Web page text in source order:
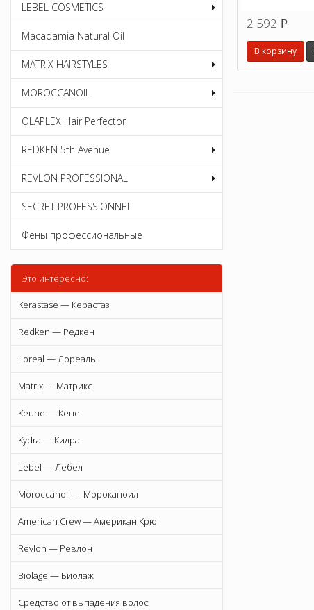
LEBEL COSMETICS
Macadamia Natural Oil
MATRIX HAIRSTYLES
MOROCCANOIL
OLAPLEX Hair Perfector
REDKEN 5th Avenue
REVLON PROFESSIONAL
SECRET PROFESSIONNEL
Фены профессиональные
Это интересно:
Kerastase — Керастаз
Redken — Редкен
Loreal — Лореаль
Matrix — Матрикс
Keune — Кене
Kydra — Кидра
Lebel — Лебел
Moroccanoil — Мороканоил
American Crew — Американ Крю
Revlon — Ревлон
Biolage — Биолаж
Средство от выпадения волос
2 592 p
В корзину